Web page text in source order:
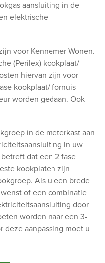
aansluiting in de
elektrische
voor Kennemer Wonen.
(Perilex) kookplaat/
hiervan zijn voor
kookplaat/ fornuis
worden gedaan. Ook
in de meterkast aan
in uw
dat een 2 fase
kookplaten zijn
Als u een brede
of een combinatie
door
worden naar een 3-
deze aanpassing moet u